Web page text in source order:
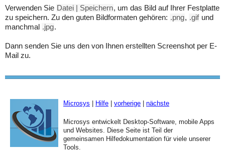
Verwenden Sie Datei | Speichern, um das Bild auf Ihrer Festplatte
zu speichern. Zu den guten Bildformaten gehören: .png, .gif und
manchmal .jpg.
Dann senden Sie uns den von Ihnen erstellten Screenshot per E-
Mail zu.
Microsys Hilfe vorherige nächste
Microsys entwickelt Desktop-Software, mobile Apps
und Websites. Diese Seite ist Teil der
gemeinsamen Hilfedokumentation für viele unserer
Tools.